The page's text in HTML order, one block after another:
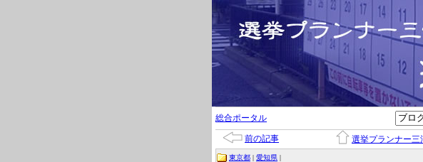
総合ポータル
前の記事 選挙プランナー三
東京都 | 愛知県 |